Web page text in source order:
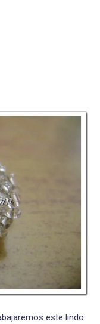
este lindo